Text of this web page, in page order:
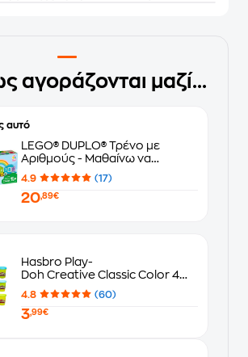
αγοράζονται μαζί...
αυτό
LEGO® DUPLO® Τρένο με
Αριθμούς - Μαθαίνω να
Μετράω (10954)
4.9 (17)
20,89€
Hasbro Play-
Doh Creative Classic Color 4
Σχέδια - Τυχαία Επιλογή
4.8 (60)
3,99€